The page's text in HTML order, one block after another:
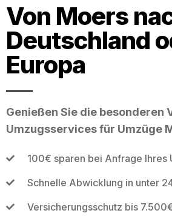
Von Moers
Deutschland
Europa
Genießen Sie die besonderen
Umzugsservices für Umzüge
100€ sparen bei Anfrage Ihres
Schnelle Abwicklung in unter
Versicherungsschutz bis